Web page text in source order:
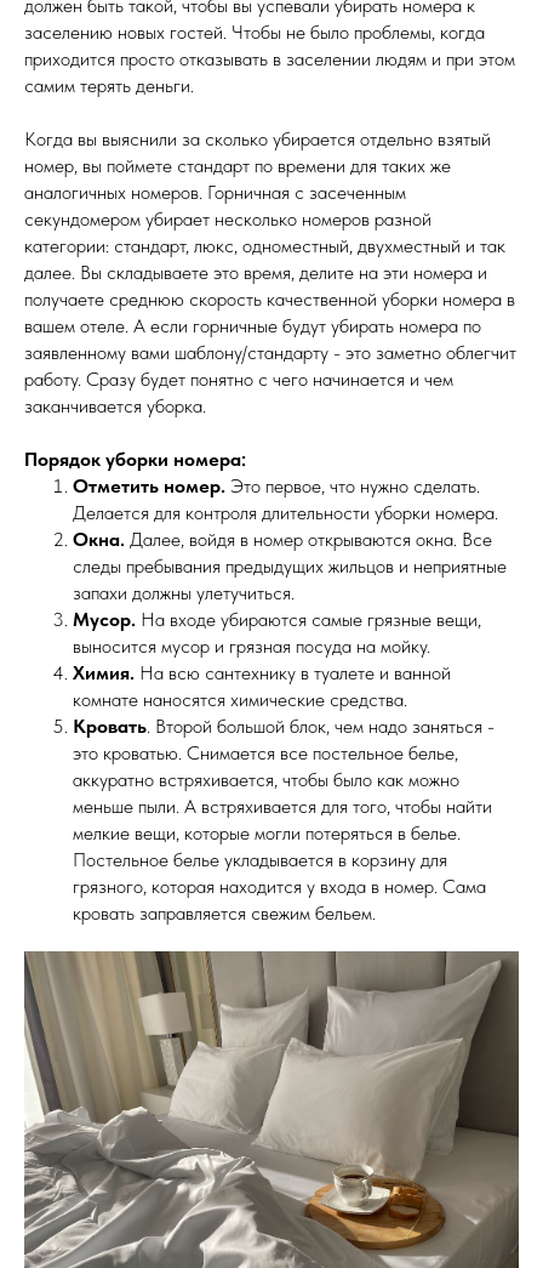
должен быть такой, чтобы вы успевали убирать номера к
заселению новых гостей. Чтобы не было проблемы, когда
приходится просто отказывать в заселении людям и при этом
самим терять деньги.
Когда вы выяснили за сколько убирается отдельно взятый
номер, вы поймете стандарт по времени для таких же
аналогичных номеров. Горничная с засеченным
секундомером убирает несколько номеров разной
категории: стандарт, люкс, одноместный, двухместный и так
далее. Вы складываете это время, делите на эти номера и
получаете среднюю скорость качественной уборки номера в
вашем отеле. А если горничные будут убирать номера по
заявленному вами шаблону/стандарту - это заметно облегчит
работу. Сразу будет понятно с чего начинается и чем
заканчивается уборка.
Порядок уборки номера:
Отметить номер. Это первое, что нужно сделать.
Делается для контроля длительности уборки номера.
Окна. Далее, войдя в номер открываются окна. Все
следы пребывания предыдущих жильцов и неприятные
запахи должны улетучиться.
Мусор. На входе убираются самые грязные вещи,
выносится мусор и грязная посуда на мойку.
Химия. На всю сантехнику в туалете и ванной
комнате наносятся химические средства.
Кровать. Второй большой блок, чем надо заняться -
это кроватью. Снимается все постельное белье,
аккуратно встряхивается, чтобы было как можно
меньше пыли. А встряхивается для того, чтобы найти
мелкие вещи, которые могли потеряться в белье.
Постельное белье укладывается в корзину для
грязного, которая находится у входа в номер. Сама
кровать заправляется свежим бельем.